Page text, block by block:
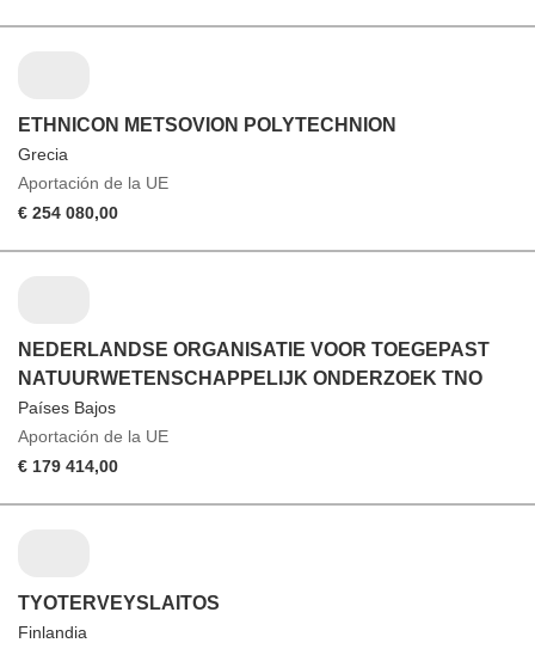
ETHNICON METSOVION POLYTECHNION
Grecia
Aportación de la UE
€ 254 080,00
NEDERLANDSE ORGANISATIE VOOR TOEGEPAST
NATUURWETENSCHAPPELIJK ONDERZOEK TNO
Países Bajos
Aportación de la UE
€ 179 414,00
TYOTERVEYSLAITOS
Finlandia